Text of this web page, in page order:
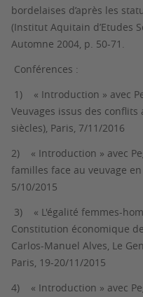
bordelaises d’après les
(Institut Aquitain d’Etudes
Automne 2004, p. 50-71.
Conférences :
1) « Introduction » avec
Veuvages issus des conflits
siècles), Paris, 7/11/2016
2) « Introduction » avec
familles face au veuvage
5/10/2015
3) « L'égalité femmes-
Constitution économique
Carlos-Manuel Alves, Le
Paris, 19-20/11/2015
4) « Introduction » avec